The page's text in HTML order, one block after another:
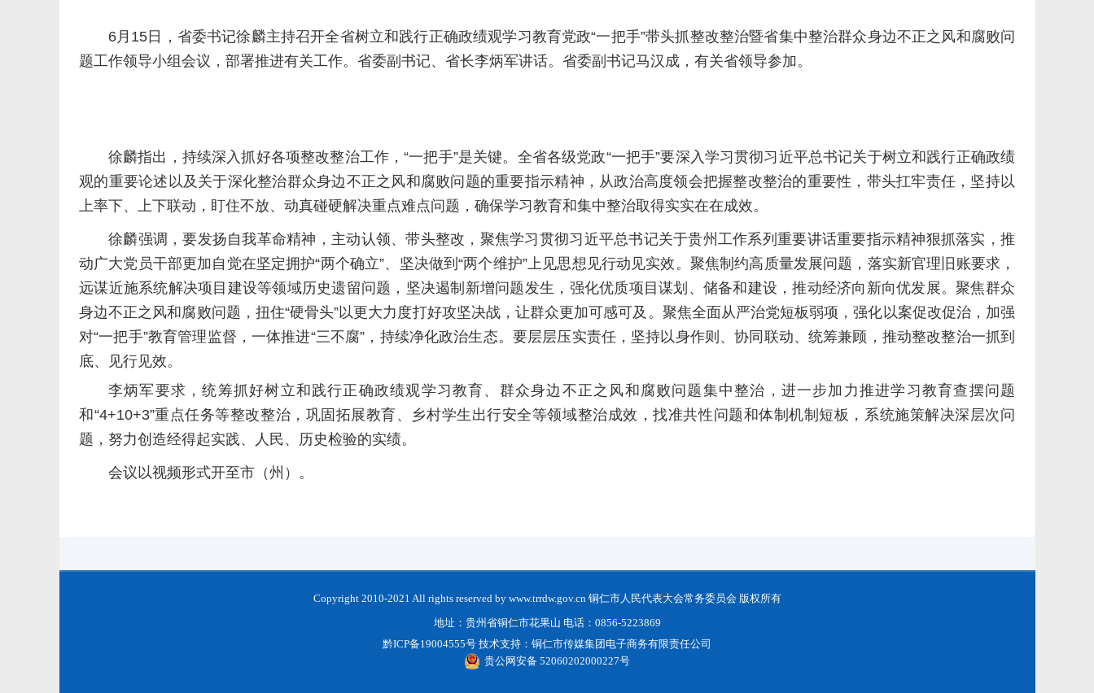
6月15日，省委书记徐麟主持召开全省树立和践行正确政绩观学习教育党政“一把手”带头抓整改整治暨省集中整治群众身边不正之风和腐败问
题工作领导小组会议，部署推进有关工作。省委副书记、省长李炳军讲话。省委副书记马汉成，有关省领导参加。
徐麟指出，持续深入抓好各项整改整治工作，“一把手”是关键。全省各级党政“一把手”要深入学习贯彻习近平总书记关于树立和践行正确政绩
观的重要论述以及关于深化整治群众身边不正之风和腐败问题的重要指示精神，从政治高度领会把握整改整治的重要性，带头扛牢责任，坚持以
上率下、上下联动，盯住不放、动真碰硬解决重点难点问题，确保学习教育和集中整治取得实实在在成效。
徐麟强调，要发扬自我革命精神，主动认领、带头整改，聚焦学习贯彻习近平总书记关于贵州工作系列重要讲话重要指示精神狠抓落实，推
动广大党员干部更加自觉在坚定拥护“两个确立”、坚决做到“两个维护”上见思想见行动见实效。聚焦制约高质量发展问题，落实新官理旧账要求，
远谋近施系统解决项目建设等领域历史遗留问题，坚决遏制新增问题发生，强化优质项目谋划、储备和建设，推动经济向新向优发展。聚焦群众
身边不正之风和腐败问题，扭住“硬骨头”以更大力度打好攻坚决战，让群众更加可感可及。聚焦全面从严治党短板弱项，强化以案促改促治，加强
对“一把手”教育管理监督，一体推进“三不腐”，持续净化政治生态。要层层压实责任，坚持以身作则、协同联动、统筹兼顾，推动整改整治一抓到
底、见行见效。
李炳军要求，统筹抓好树立和践行正确政绩观学习教育、群众身边不正之风和腐败问题集中整治，进一步加力推进学习教育查摆问题
和“4+10+3”重点任务等整改整治，巩固拓展教育、乡村学生出行安全等领域整治成效，找准共性问题和体制机制短板，系统施策解决深层次问
题，努力创造经得起实践、人民、历史检验的实绩。
会议以视频形式开至市（州）。
Copyright 2010-2021 All rights reserved by www.trrdw.gov.cn 铜仁市人民代表大会常务委员会 版权所有
地址：贵州省铜仁市花果山 电话：0856-5223869
黔ICP备19004555号 技术支持： 铜仁市传媒集团电子商务有限责任公司
贵公网安备 52060202000227号